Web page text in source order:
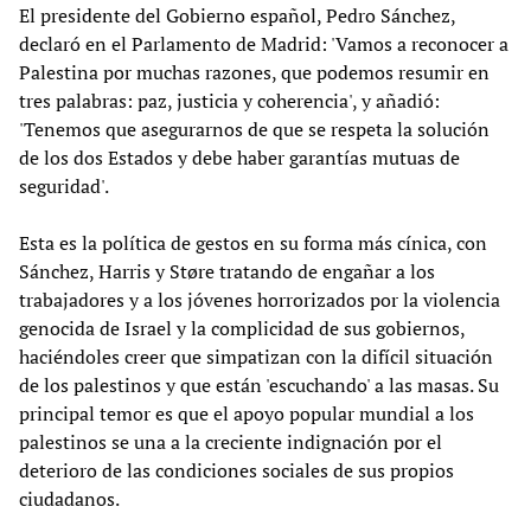
El presidente del Gobierno español, Pedro Sánchez,
declaró en el Parlamento de Madrid: 'Vamos a reconocer a
Palestina por muchas razones, que podemos resumir en
tres palabras: paz, justicia y coherencia', y añadió:
'Tenemos que asegurarnos de que se respeta la solución
de los dos Estados y debe haber garantías mutuas de
seguridad'.
Esta es la política de gestos en su forma más cínica, con
Sánchez, Harris y Støre tratando de engañar a los
trabajadores y a los jóvenes horrorizados por la violencia
genocida de Israel y la complicidad de sus gobiernos,
haciéndoles creer que simpatizan con la difícil situación
de los palestinos y que están 'escuchando' a las masas. Su
principal temor es que el apoyo popular mundial a los
palestinos se una a la creciente indignación por el
deterioro de las condiciones sociales de sus propios
ciudadanos.